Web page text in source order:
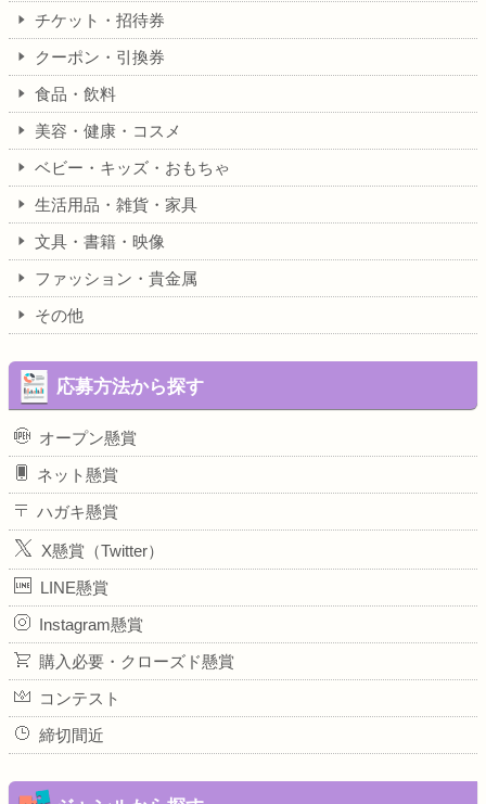
チケット・招待券
クーポン・引換券
食品・飲料
美容・健康・コスメ
ベビー・キッズ・おもちゃ
生活用品・雑貨・家具
文具・書籍・映像
ファッション・貴金属
その他
応募方法から探す
オープン懸賞
ネット懸賞
ハガキ懸賞
X懸賞（Twitter）
LINE懸賞
Instagram懸賞
購入必要・クローズド懸賞
コンテスト
締切間近